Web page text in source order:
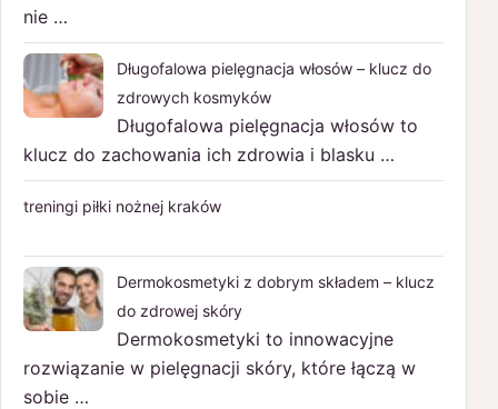
nie …
Długofalowa pielęgnacja włosów – klucz do
zdrowych kosmyków
Długofalowa pielęgnacja włosów to
klucz do zachowania ich zdrowia i blasku …
treningi piłki nożnej kraków
Dermokosmetyki z dobrym składem – klucz
do zdrowej skóry
Dermokosmetyki to innowacyjne
rozwiązanie w pielęgnacji skóry, które łączą w
sobie …